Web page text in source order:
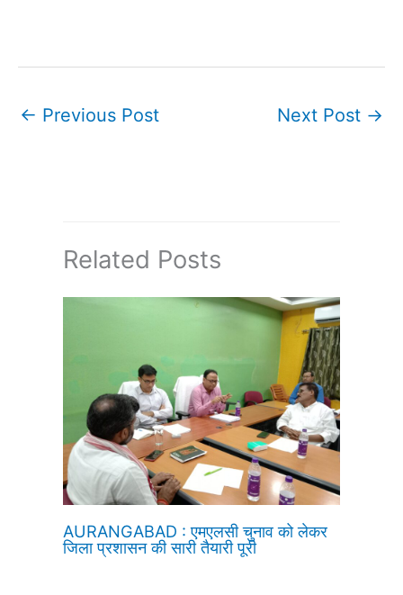
← Previous Post Next Post →
Related Posts
AURANGABAD : एमएलसी चुनाव को लेकर
जिला प्रशासन की सारी तैयारी पूरी